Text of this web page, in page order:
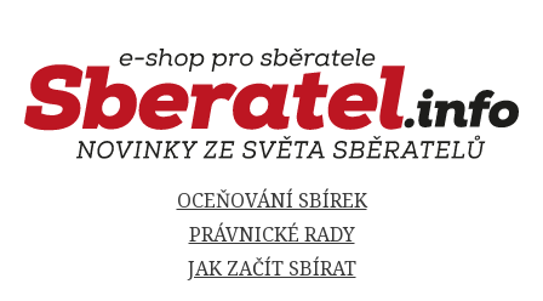
OCEŇOVÁNÍ SBÍREK
PRÁVNICKÉ RADY
JAK ZAČÍT SBÍRAT